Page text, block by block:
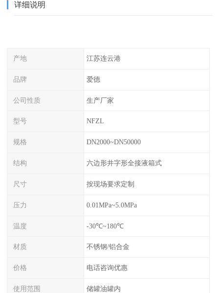
详细说明
产地 江苏连云港
品牌 爱德
公司性质 生产厂家
型号 NFZL
规格 DN2000~DN50000
结构 六边形井字形全接液箱式
尺寸 按现场要求定制
压力 0.01MPa~5.0MPa
温度 -30℃~180℃
材质 不锈钢/铝合金
价格 电话咨询优惠
使用范围 储罐油罐内